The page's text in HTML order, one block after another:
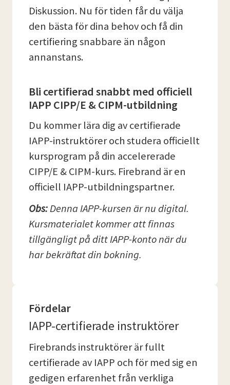
Diskussion. Nu för tiden får du välja
den bästa för dina behov och få din
certifiering snabbare än någon
annanstans.
Bli certifierad snabbt med officiell
IAPP CIPP/E & CIPM-utbildning
Du kommer lära dig av certifierade
IAPP-instruktörer och studera officiellt
kursprogram på din accelererade
CIPP/E & CIPM-kurs. Firebrand är en
officiell IAPP-utbildningspartner.
Obs:DennaIAPP-kursen är nu digital.
Kursmaterialet kommer att finnas
tillgängligt på ditt IAPP-konto när du
har bekräftat din bokning.
Fördelar
IAPP-certifierade instruktörer
Firebrands instruktörer är fullt
certifierade av IAPP och för med sig en
gedigen erfarenhet från verkliga